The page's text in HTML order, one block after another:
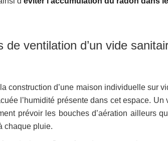
de ventilation d’un vide
construction d’une maison individuelle sur
l’humidité présente dans cet espace.
prévoir les bouches d’aération ailleurs
chaque pluie.